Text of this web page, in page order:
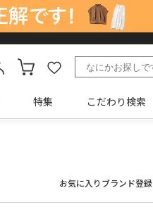
特集 こだわり検索
お気に入りブランド登録